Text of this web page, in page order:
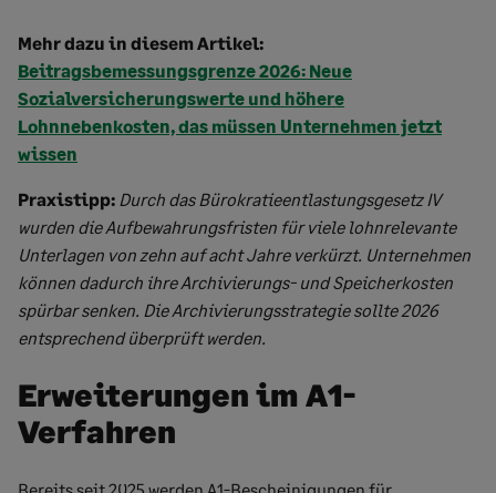
Mehr dazu in diesem Artikel:
Beitragsbemessungsgrenze 2026: Neue
Sozialversicherungswerte und höhere
Lohnnebenkosten, das müssen Unternehmen jetzt
wissen
Praxistipp: Durch das Bürokratieentlastungsgesetz IV
wurden die Aufbewahrungsfristen für viele lohnrelevante
Unterlagen von zehn auf acht Jahre verkürzt. Unternehmen
können dadurch ihre Archivierungs- und Speicherkosten
spürbar senken. Die Archivierungsstrategie sollte 2026
entsprechend überprüft werden.
Erweiterungen im A1-
Verfahren